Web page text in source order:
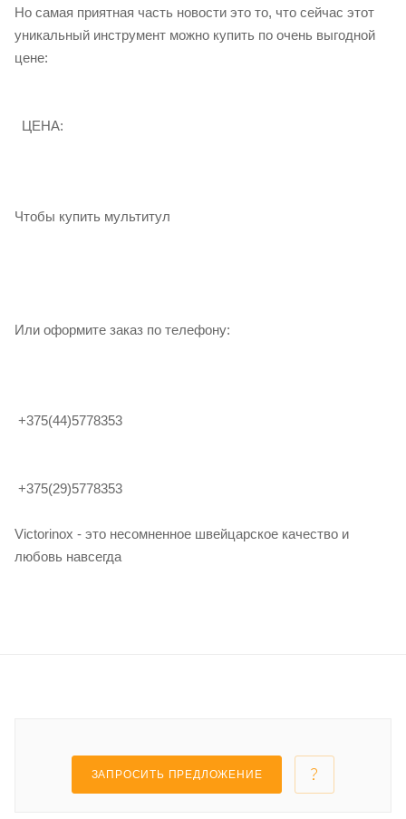
Но самая приятная часть новости это то, что сейчас этот
уникальный инструмент можно купить по очень выгодной
цене:
ЦЕНА:
Чтобы купить мультитул
Или оформите заказ по телефону:
+375(44)5778353
+375(29)5778353
Victorinox - это несомненное швейцарское качество и
любовь навсегда
ЗАПРОСИТЬ ПРЕДЛОЖЕНИЕ